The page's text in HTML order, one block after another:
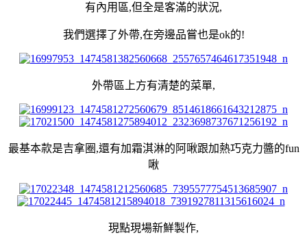
有內用區,但全是客滿的狀況,
我們選擇了外帶,在旁邊品嘗也是ok的!
外帶區上方有清楚的菜單,
最基本款是吉拿圈,還有加霜淇淋的阿啾跟加熱巧克力醬的fun
啾
現點現場新鮮製作,